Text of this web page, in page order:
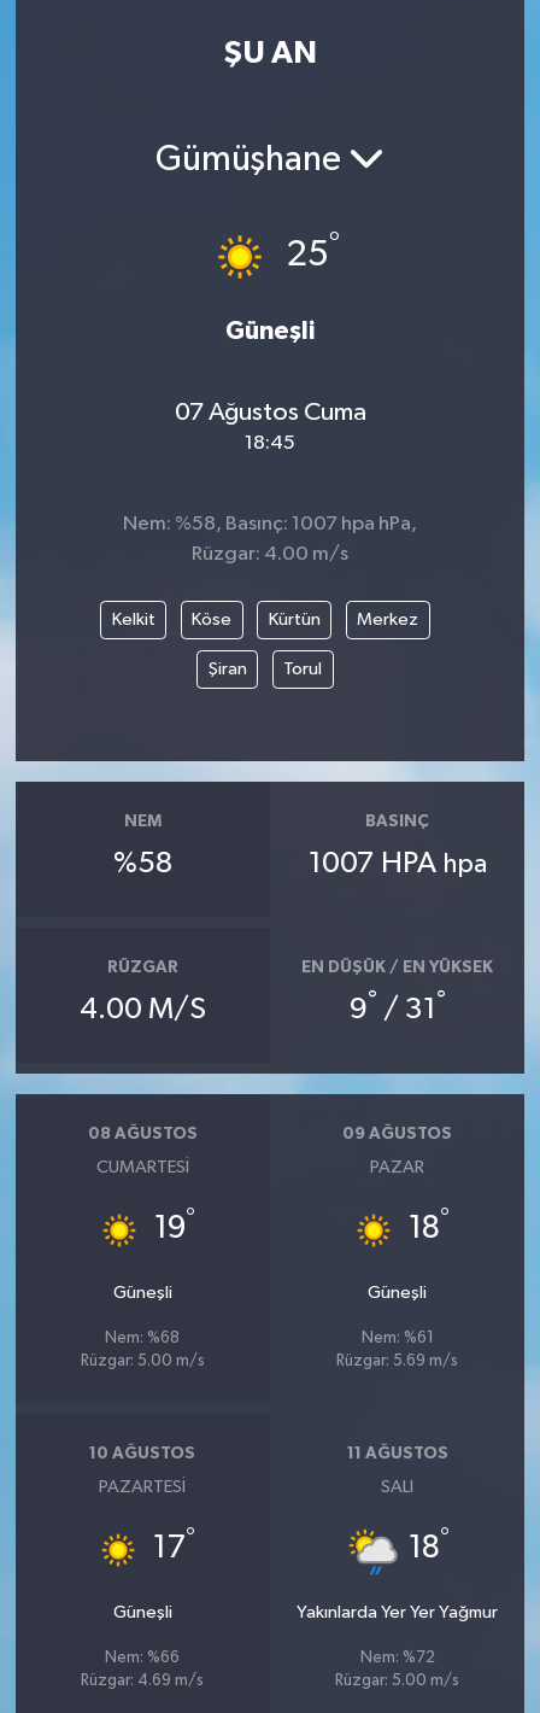
ŞU AN
Gümüşhane
25°
Güneşli
07 Ağustos Cuma
18:45
Nem: %58, Basınç: 1007 hpa hPa,
Rüzgar: 4.00 m/s
Kelkit Köse Kürtün Merkez
Şiran Torul
NEM
%58
BASINÇ
1007 HPA hpa
RÜZGAR
4.00 M/S
EN DÜŞÜK / EN YÜKSEK
9° / 31 °
08 AĞUSTOS
CUMARTESI
19°
Güneşli
Nem: %68
Rüzgar: 5.00 m/s
09 AĞUSTOS
PAZAR
18°
Güneşli
Nem: %61
Rüzgar: 5.69 m/s
10 AĞUSTOS
PAZARTESI
17°
Güneşli
Nem: %66
Rüzgar: 4.69 m/s
11 AĞUSTOS
SALI
18°
Yakınlarda Yer Yer Yağmur
Nem: %72
Rüzgar: 5.00 m/s